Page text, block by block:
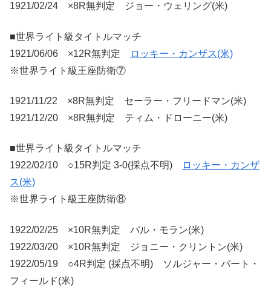
1921/02/24 ×8R無判定 ジョー・ウェリング(米)
■世界ライト級タイトルマッチ
1921/06/06 ×12R無判定
ロッキー・カンザス(米)
※世界ライト級王座防衛⑦
1921/11/22 ×8R無判定 セーラー・フリードマン(米)
1921/12/20 ×8R無判定 ティム・ドローニー(米)
■世界ライト級タイトルマッチ
1922/02/10 ○15R判定 3-0(採点不明)
ロッキー・カンザ
ス(米)
※世界ライト級王座防衛⑧
1922/02/25 ×10R無判定 パル・モラン(米)
1922/03/20 ×10R無判定 ジョニー・クリントン(米)
1922/05/19 ○4R判定 (採点不明) ソルジャー・バート・
フィールド(米)